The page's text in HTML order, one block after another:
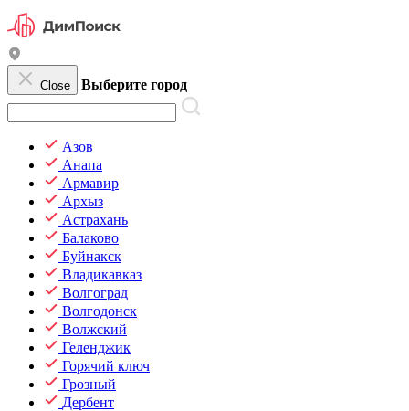
Close Выберите город
Азов
Анапа
Армавир
Архыз
Астрахань
Балаково
Буйнакск
Владикавказ
Волгоград
Волгодонск
Волжский
Геленджик
Горячий ключ
Грозный
Дербент